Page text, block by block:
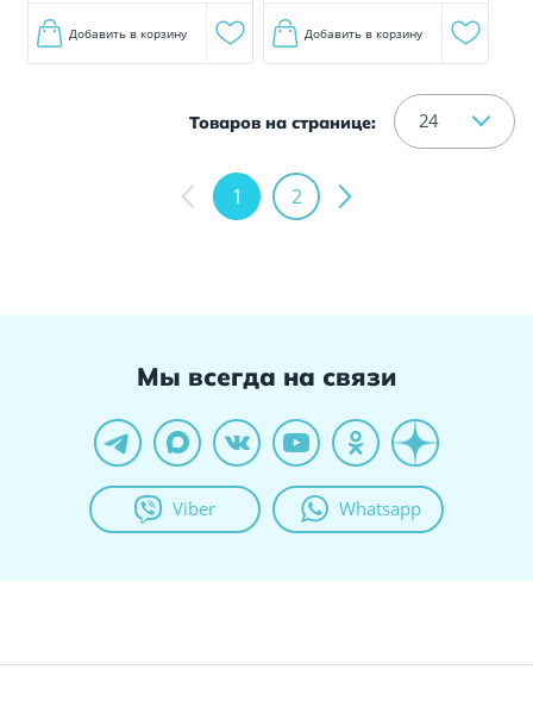
Добавить в корзину Добавить в корзину
Товаров на странице: 24
1 2
Мы всегда на связи
Viber Whatsapp